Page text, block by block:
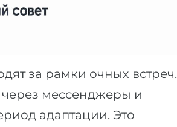
за рамки очных встреч.
через мессенджеры и
адаптации. Это